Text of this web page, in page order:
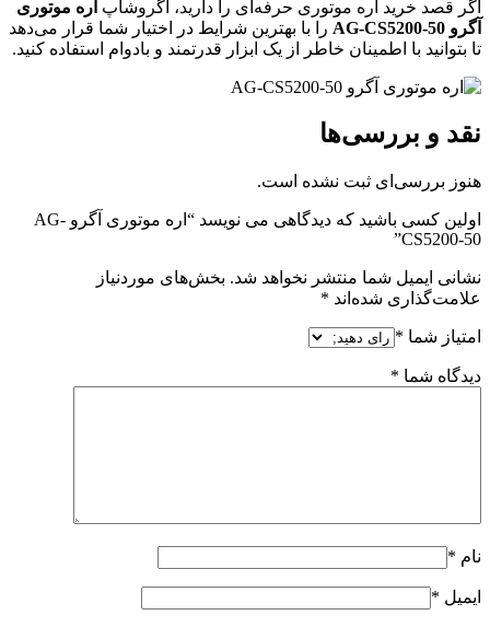
اگر قصد خرید اره موتوری حرفه‌ای را دارید، آگروشاپ اره موتوری
آگرو AG-CS5200-50
را با بهترین شرایط در اختیار شما قرار می‌دهد
تا بتوانید با اطمینان خاطر از یک ابزار قدرتمند و بادوام استفاده کنید.
نقد و بررسی‌ها
هنوز بررسی‌ای ثبت نشده است.
اولین کسی باشید که دیدگاهی می نویسد “اره موتوری آگرو AG-
CS5200-50”
نشانی ایمیل شما منتشر نخواهد شد. بخش‌های موردنیاز
علامت‌گذاری شده‌اند *
امتیاز شما *
دیدگاه شما *
نام *
ایمیل *